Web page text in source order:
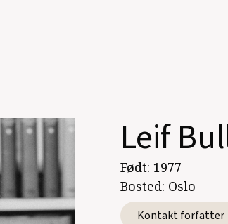
Leif
Født: 1977
Bosted: Oslo
Kontakt forfatter